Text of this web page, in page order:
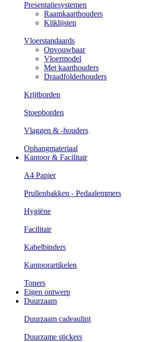
Presentatiesystemen
Raamkaarthouders
Kliklijsten
Vloerstandaards
Opvouwbaar
Vloermodel
Met kaarthouders
Draadfolderhouders
Krijtborden
Stoepborden
Vlaggen & -houders
Ophangmateriaal
Kantoor & Facilitair
A4 Papier
Prullenbakken - Pedaalemmers
Hygiëne
Facilitair
Kabelbinders
Kantoorartikelen
Toners
Eigen ontwerp
Duurzaam
Duurzaam cadeaulint
Duurzame stickers